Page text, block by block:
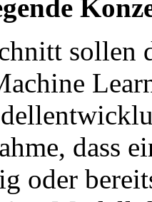
sollen
dass
oder